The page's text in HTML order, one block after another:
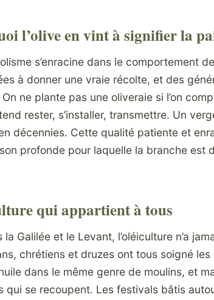
l’olive en vint à signifier la
s’enracine dans le comportement
à donner une vraie récolte, et des
ne plante pas une oliveraie si l’on
rester, s’installer, transmettre. Un
décennies. Cette qualité patiente et
profonde pour laquelle la branche est
qui appartient à tous
la Galilée et le Levant, l’oléiculture n’a
chrétiens et druzes ont tous soigné
dans le même genre de moulins, et
qui se recoupent. Les festivals bâtis